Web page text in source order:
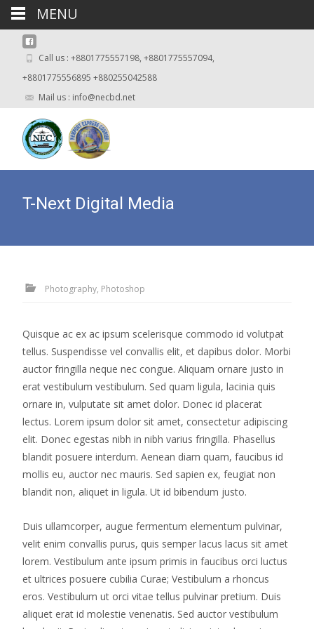
Call us : +8801775557198, +8801775557094,
+8801775556895 +880255042588
Mail us : info@necbd.net
T-Next Digital Media
Photography, Photoshop
Quisque ac ex ac ipsum scelerisque commodo id volutpat
tellus. Suspendisse vel convallis elit, et dapibus dolor. Morbi
auctor fringilla neque nec congue. Aliquam ornare justo in
erat vestibulum vestibulum. Sed quam ligula, lacinia quis
ornare in, vulputate sit amet dolor. Donec id placerat
lectus. Lorem ipsum dolor sit amet, consectetur adipiscing
elit. Donec egestas nibh in nibh varius fringilla. Phasellus
blandit posuere interdum. Aenean diam quam, faucibus id
mollis eu, auctor nec mauris. Sed sapien ex, feugiat non
blandit non, aliquet in ligula. Ut id bibendum justo.
Duis ullamcorper, augue fermentum elementum pulvinar,
velit enim convallis purus, quis semper lacus lacus sit amet
lorem. Vestibulum ante ipsum primis in faucibus orci luctus
et ultrices posuere cubilia Curae; Vestibulum a rhoncus
eros. Vestibulum ut orci vitae tellus pulvinar pretium. Duis
aliquet erat id molestie venenatis. Sed auctor vestibulum
MENU